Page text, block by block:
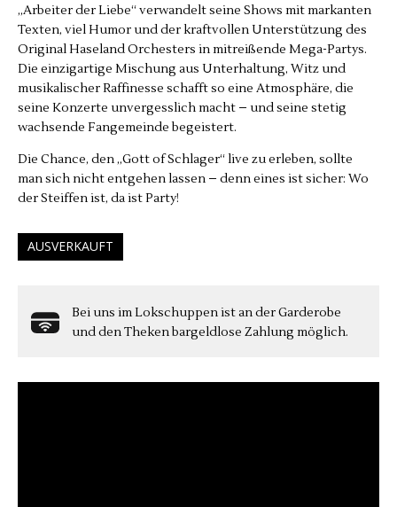
„Arbeiter der Liebe“ verwandelt seine Shows mit markanten
Texten, viel Humor und der kraftvollen Unterstützung des
Original Haseland Orchesters in mitreißende Mega-Partys.
Die einzigartige Mischung aus Unterhaltung, Witz und
musikalischer Raffinesse schafft so eine Atmosphäre, die
seine Konzerte unvergesslich macht – und seine stetig
wachsende Fangemeinde begeistert.
Die Chance, den „Gott of Schlager“ live zu erleben, sollte
man sich nicht entgehen lassen – denn eines ist sicher: Wo
der Steiffen ist, da ist Party!
AUSVERKAUFT
Bei uns im Lokschuppen ist an der Garderobe
und den Theken bargeldlose Zahlung möglich.